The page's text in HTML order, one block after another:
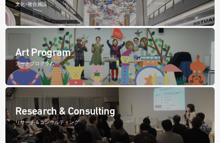
文化・複合施設
Art Program
アートプログラム
Research & Consulting
リサーチ＆コンサルティング